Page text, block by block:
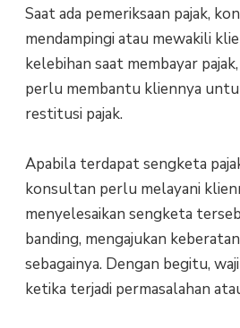
Saat ada pemeriksaan pajak,
mendampingi atau mewakili
kelebihan saat membayar
perlu membantu kliennya
restitusi pajak.
Apabila terdapat sengketa
konsultan perlu melayani
menyelesaikan sengketa
banding, mengajukan
sebagainya. Dengan begitu,
ketika terjadi permasalahan